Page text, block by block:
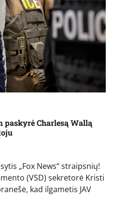
paskyrė Charlesą Wallą
„Fox News“ straipsnių!
(VSD) sekretorė Kristi
kad ilgametis JAV